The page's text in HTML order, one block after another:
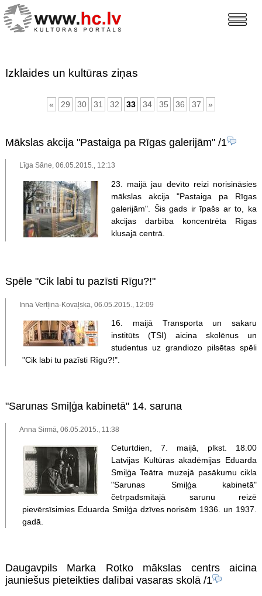
Izklaides un kultūras ziņas
« 29 30 31 32 33 34 35 36 37 »
Mākslas akcija "Pastaiga pa Rīgas galerijām"/1
Līga Sāne, 06.05.2015., 12:13
23. maijā jau devīto reizi norisināsies
mākslas akcija "Pastaiga pa Rīgas
galerijām". Šis gads ir īpašs ar to, ka
akcijas darbība koncentrēta Rīgas
klusajā centrā.
Spēle "Cik labi tu pazīsti Rīgu?!"
Inna Vertļina-Kovaļska, 06.05.2015., 12:09
16. maijā Transporta un sakaru
institūts (TSI) aicina skolēnus un
studentus uz grandiozo pilsētas spēli
"Cik labi tu pazīsti Rīgu?!".
"Sarunas Smiļģa kabinetā" 14. saruna
Anna Sirmā, 06.05.2015., 11:38
Ceturtdien, 7. maijā, plkst. 18.00
Latvijas Kultūras akadēmijas Eduarda
Smiļģa Teātra muzejā pasākumu cikla
"Sarunas Smiļģa kabinetā"
četrpadsmitajā sarunu reizē
pievērsīsimies Eduarda Smiļģa dzīves norisēm 1936. un 1937.
gadā.
Daugavpils Marka Rotko mākslas centrs aicina
jauniešus pieteikties dalībai vasaras skolā/1